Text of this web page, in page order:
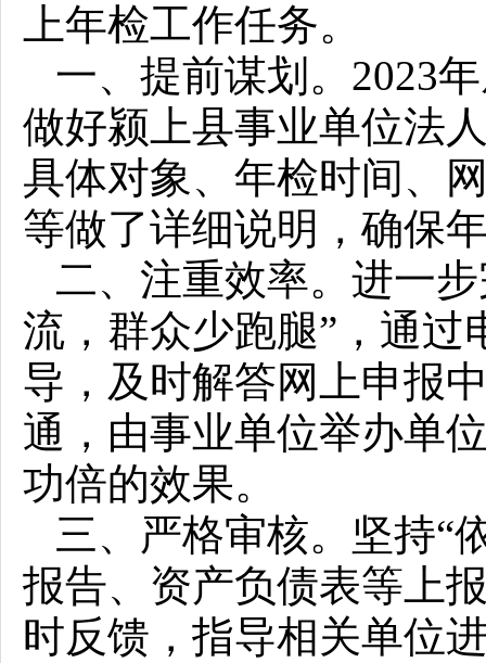
上年检工作任务。
一、提前谋划。2023
做好颍上县事业单位法
具体对象、年检时间、
等做了详细说明，确保
二、注重效率。进一
流，群众少跑腿”，通过
导，及时解答网上申报
通，由事业单位举办单
功倍的效果。
三、严格审核。坚持“
报告、资产负债表等上
时反馈，指导相关单位